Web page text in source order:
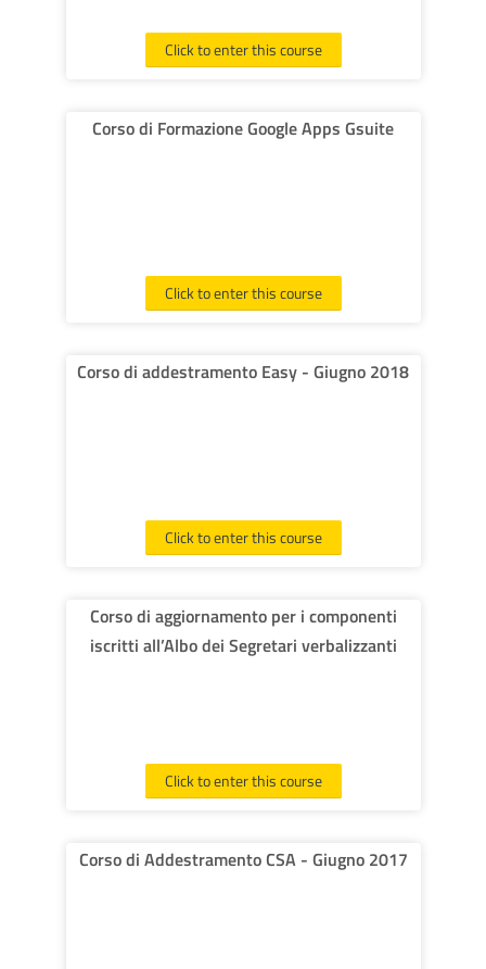
Click to enter this course
Corso di Formazione Google Apps Gsuite
Click to enter this course
Corso di addestramento Easy - Giugno 2018
Click to enter this course
Corso di aggiornamento per i componenti
iscritti all’Albo dei Segretari verbalizzanti
Click to enter this course
Corso di Addestramento CSA - Giugno 2017